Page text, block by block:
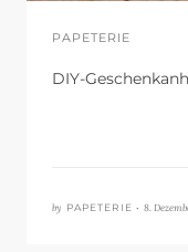
PAPETERIE
DIY-
by PAPETERIE • 8.